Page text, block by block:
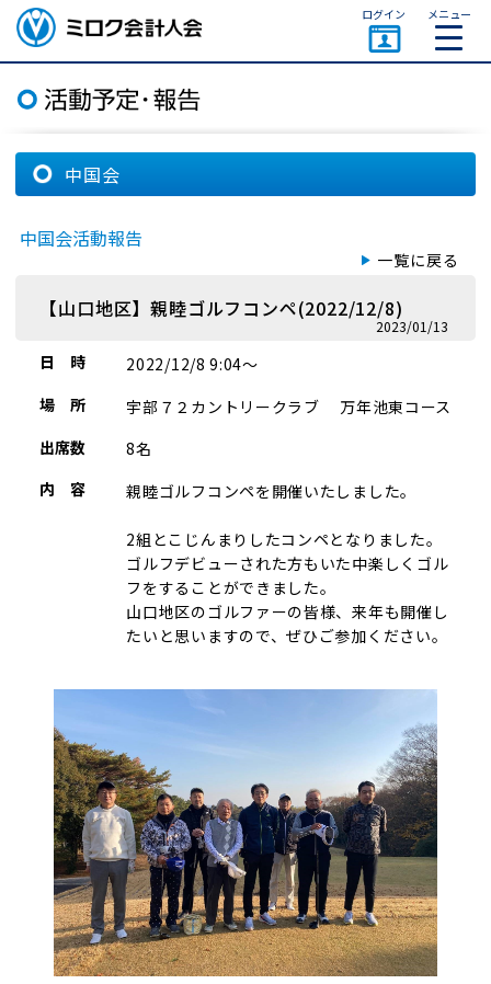
ミロク会計人会 MIROKU
ACCOUNTING PERSON
ASSOCIATION
ログイン メニュー
中国会
中国会活動報告
一覧に戻る
【山口地区】親睦ゴルフコンペ(2022/12/8)
2023/01/13
日 時
2022/12/8 9:04～
場 所
宇部７２カントリークラブ 万年池東コース
出席数
8名
内 容
親睦ゴルフコンペを開催いたしました。
2組とこじんまりしたコンペとなりました。
ゴルフデビューされた方もいた中楽しくゴル
フをすることができました。
山口地区のゴルファーの皆様、来年も開催し
たいと思いますので、ぜひご参加ください。